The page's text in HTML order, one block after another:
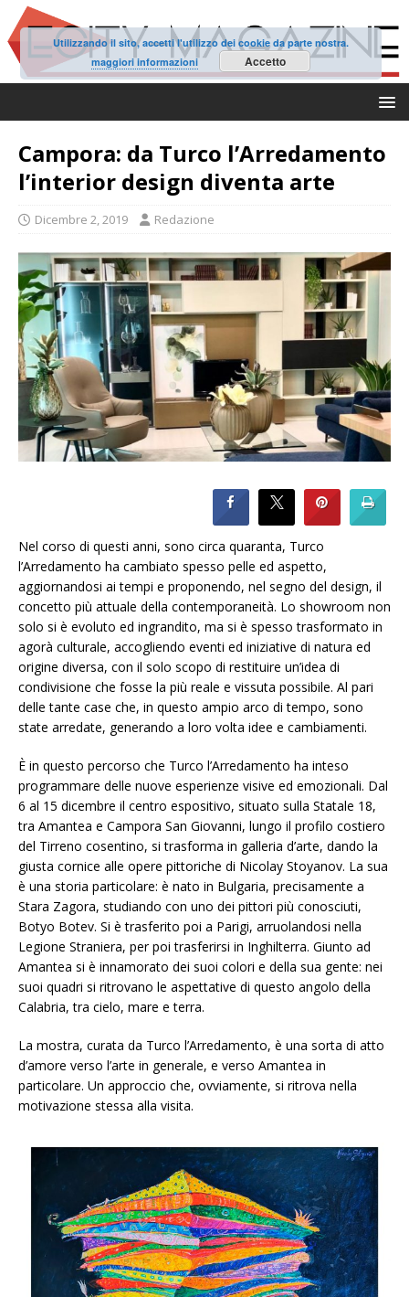
Campora: da Turco l’Arredamento
l’interior design diventa arte
Dicembre 2, 2019 Redazione
Nel corso di questi anni, sono circa quaranta, Turco
l’Arredamento ha cambiato spesso pelle ed aspetto,
aggiornandosi ai tempi e proponendo, nel segno del design, il
concetto più attuale della contemporaneità. Lo showroom non
solo si è evoluto ed ingrandito, ma si è spesso trasformato in
agorà culturale, accogliendo eventi ed iniziative di natura ed
origine diversa, con il solo scopo di restituire un’idea di
condivisione che fosse la più reale e vissuta possibile. Al pari
delle tante case che, in questo ampio arco di tempo, sono
state arredate, generando a loro volta idee e cambiamenti.
È in questo percorso che Turco l’Arredamento ha inteso
programmare delle nuove esperienze visive ed emozionali. Dal
6 al 15 dicembre il centro espositivo, situato sulla Statale 18,
tra Amantea e Campora San Giovanni, lungo il profilo costiero
del Tirreno cosentino, si trasforma in galleria d’arte, dando la
giusta cornice alle opere pittoriche di Nicolay Stoyanov. La sua
è una storia particolare: è nato in Bulgaria, precisamente a
Stara Zagora, studiando con uno dei pittori più conosciuti,
Botyo Botev. Si è trasferito poi a Parigi, arruolandosi nella
Legione Straniera, per poi trasferirsi in Inghilterra. Giunto ad
Amantea si è innamorato dei suoi colori e della sua gente: nei
suoi quadri si ritrovano le aspettative di questo angolo della
Calabria, tra cielo, mare e terra.
La mostra, curata da Turco l’Arredamento, è una sorta di atto
d’amore verso l’arte in generale, e verso Amantea in
particolare. Un approccio che, ovviamente, si ritrova nella
motivazione stessa alla visita.
Utilizzando il sito, accetti l'utilizzo dei cookie da parte nostra.
maggiori informazioni
Accetto